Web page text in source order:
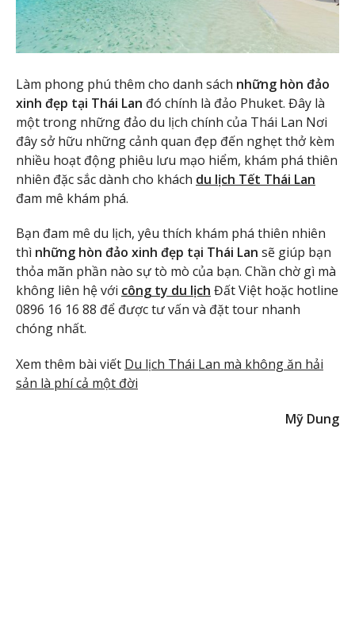
Làm phong phú thêm cho danh sách những hòn đảo
xinh đẹp tại Thái Lan đó chính là đảo Phuket. Đây là
một trong những đảo du lịch chính của Thái Lan Nơi
đây sở hữu những cảnh quan đẹp đến nghẹt thở kèm
nhiều hoạt động phiêu lưu mạo hiểm, khám phá thiên
nhiên đặc sắc dành cho khách du lịch Tết Thái Lan
đam mê khám phá.
Bạn đam mê du lịch, yêu thích khám phá thiên nhiên
thì những hòn đảo xinh đẹp tại Thái Lan sẽ giúp bạn
thỏa mãn phần nào sự tò mò của bạn. Chần chờ gì mà
không liên hệ với công ty du lịch Đất Việt hoặc hotline
0896 16 16 88 để được tư vấn và đặt tour nhanh
chóng nhất.
Xem thêm bài viết Du lịch Thái Lan mà không ăn hải
sản là phí cả một đời
Mỹ Dung